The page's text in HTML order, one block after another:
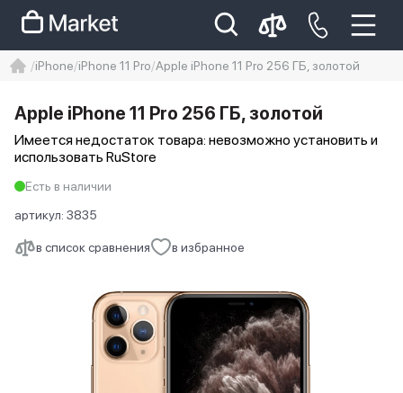
Iphone 14 pro max
айфон 14
iPhone iPhone 11 Pro Apple iPhone 11 Pro 256 ГБ, золотой
в список сравнения в избранное
Apple iPhone 11 Pro 256 ГБ, золотой
Имеется недостаток товара: невозможно установить и
использовать RuStore
Есть в наличии
артикул: 3835